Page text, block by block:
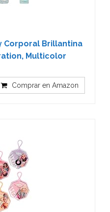
Corporal Brillantina
Multicolor
Comprar en Amazon